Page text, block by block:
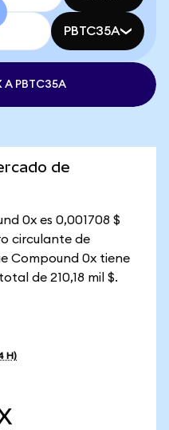
PBTC35A
A PBTC35A
de
0x es 0,001708 $
circulante de
Compound 0x tiene
de 210,18 mil $.
H)